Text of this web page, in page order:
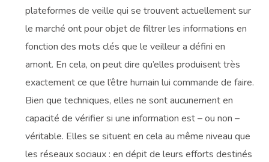
plateformes de veille qui se trouvent actuellement sur
le marché ont pour objet de filtrer les informations en
fonction des mots clés que le veilleur a défini en
amont. En cela, on peut dire qu’elles produisent très
exactement ce que l’être humain lui commande de faire.
Bien que techniques, elles ne sont aucunement en
capacité de vérifier si une information est – ou non –
véritable. Elles se situent en cela au même niveau que
les réseaux sociaux : en dépit de leurs efforts destinés